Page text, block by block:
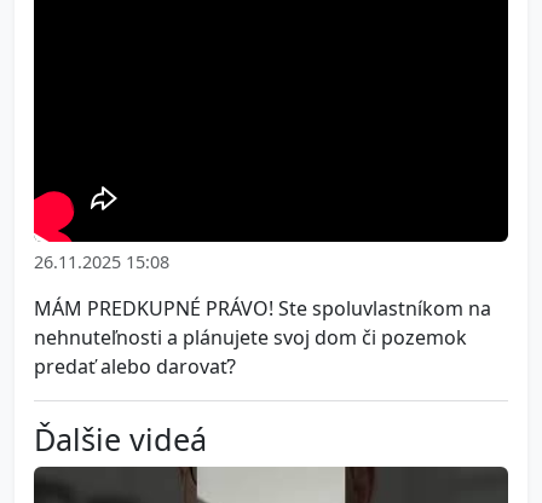
26.11.2025 15:08
MÁM PREDKUPNÉ PRÁVO! Ste spoluvlastníkom na
nehnuteľnosti a plánujete svoj dom či pozemok
predať alebo darovať?
Ďalšie videá